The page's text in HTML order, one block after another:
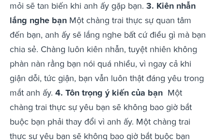
mỏi sẽ tan biến khi anh ấy gặp bạn. 3. Kiên nhẫn
lắng nghe bạn Một chàng trai thực sự quan tâm
đến bạn, anh ấy sẽ lắng nghe bất cứ điều gì mà bạn
chia sẻ. Chàng luôn kiên nhẫn, tuyệt nhiên không
phàn nàn rằng bạn nói quá nhiều, vì ngay cả khi
giận dỗi, tức giận, bạn vẫn luôn thật đáng yêu trong
mắt anh ấy. 4. Tôn trọng ý kiến của bạn Một
chàng trai thực sự yêu bạn sẽ không bao giờ bắt
buộc bạn phải thay đổi vì anh ấy. Một chàng trai
thực sự yêu bạn sẽ không bao giờ bắt buộc bạn